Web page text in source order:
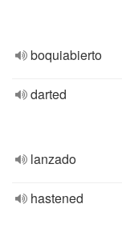
boquiabierto
darted
lanzado
hastened